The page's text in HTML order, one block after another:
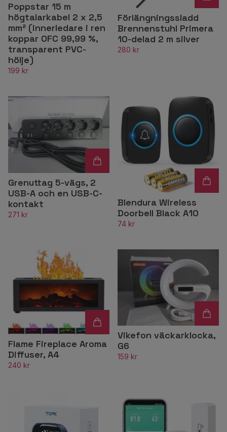
Poppstar 15 m
högtalarkabel 2 x 2,5
mm² (innerledare i ren
koppar OFC 99,99 %,
transparent PVC-
hölje)
199 kr
Förlängningssladd
Brennenstuhl Primera
10-delad 2 m silver
280 kr
Grenuttag 5-vägs, 2
USB-A och en USB-C-
kontakt
271 kr
Blendura Wireless
Doorbell Black A10
74 kr
Flame Fireplace Aroma
Diffuser, A4
240 kr
Vikefon väckarklocka,
G6
159 kr